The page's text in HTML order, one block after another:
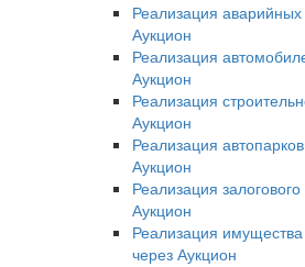
Реализация
Аукцион
Реализация
Аукцион
Реализация
Аукцион
Реализация
Аукцион
Реализация
Аукцион
Реализация
через Аукцион